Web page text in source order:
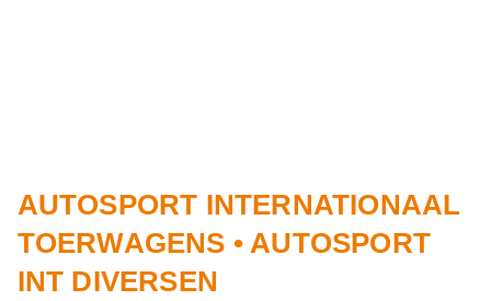
AUTOSPORT INTERNATIONAAL
TOERWAGENS • AUTOSPORT
INT DIVERSEN